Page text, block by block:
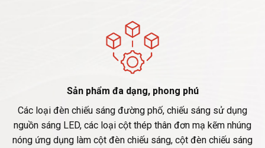
Sản phẩm đa dạng, phong phú
Các loại đèn chiếu sáng đường phố, chiếu sáng sử dụng
nguồn sáng LED, các loại cột thép thân đơn mạ kẽm nhúng
nóng ứng dụng làm cột đèn chiếu sáng, cột đèn chiếu sáng